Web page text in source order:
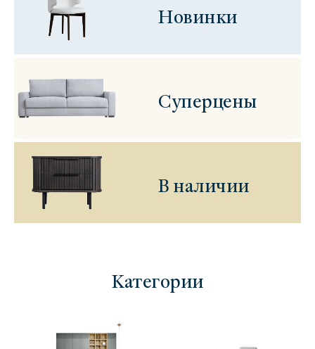
Стул Престон
Textures
Новинки
Суперцены
В наличии
Категории